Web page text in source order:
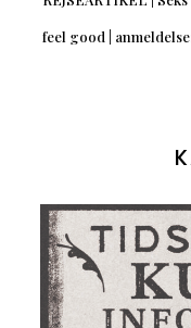
feel good |